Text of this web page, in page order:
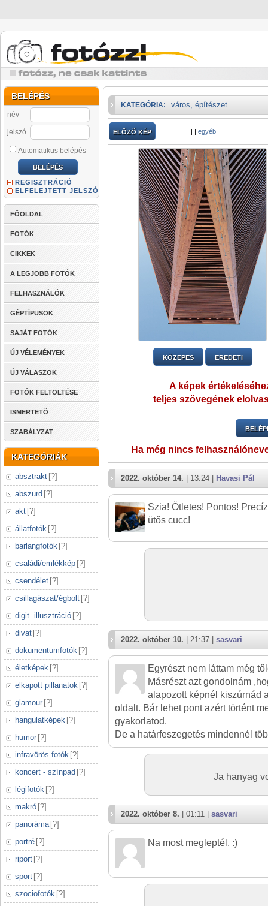
BELÉPÉS
név
jelszó
Automatikus belépés
REGISZTRÁCIÓ
ELFELEJTETT JELSZÓ
FŐOLDAL
FOTÓK
CIKKEK
A LEGJOBB FOTÓK
FELHASZNÁLÓK
GÉPTÍPUSOK
SAJÁT FOTÓK
ÚJ VÉLEMÉNYEK
ÚJ VÁLASZOK
FOTÓK FELTÖLTÉSE
ISMERTETŐ
SZABÁLYZAT
KATEGÓRIÁK
absztrakt [?]
abszurd [?]
akt [?]
állatfotók [?]
barlangfotók [?]
családi/emlékkép [?]
csendélet [?]
csillagászat/égbolt [?]
digit. illusztráció [?]
divat [?]
dokumentumfotók [?]
életképek [?]
elkapott pillanatok [?]
glamour [?]
hangulatképek [?]
humor [?]
infravörös fotók [?]
koncert - színpad [?]
légifotók [?]
makró [?]
panoráma [?]
portré [?]
riport [?]
sport [?]
szociofotók [?]
KATEGÓRIA: város, építészet
ELŐZŐ KÉP | | egyéb
KÖZEPES EREDETI
A képek
teljes szövegének
Ha még nincs
2022. október 14. | 13:24 | Havasi Pál
Szia! Ötletes! Pontos!
ütős cucc!
2022. október 10. | 21:37 | sasvari
Egyrészt nem láttam még
Másrészt azt gondolnám
alapozott képnél kiszúrnád
oldalt. Bár lehet pont azért történt
gyakorlatod.
De a határfeszegetés mindennél
Ja hanyag
2022. október 8. | 01:11 | sasvari
Na most megleptél. :)